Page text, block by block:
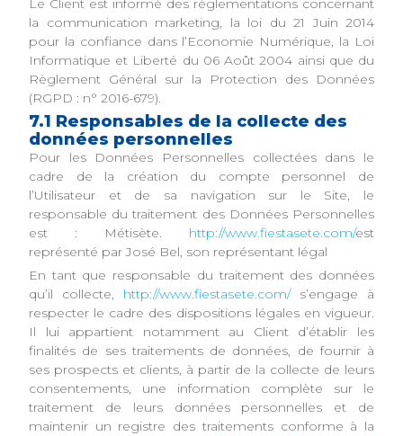
Le Client est informé des réglementations concernant
la communication marketing, la loi du 21 Juin 2014
pour la confiance dans l’Economie Numérique, la Loi
Informatique et Liberté du 06 Août 2004 ainsi que du
Règlement Général sur la Protection des Données
(RGPD : n° 2016-679).
7.1 Responsables de la collecte des
données personnelles
Pour les Données Personnelles collectées dans le
cadre de la création du compte personnel de
l’Utilisateur et de sa navigation sur le Site, le
responsable du traitement des Données Personnelles
est : Métisète. http://www.fiestasete.com/est
représenté par José Bel, son représentant légal
En tant que responsable du traitement des données
qu’il collecte, http://www.fiestasete.com/s’engage à
respecter le cadre des dispositions légales en vigueur.
Il lui appartient notamment au Client d’établir les
finalités de ses traitements de données, de fournir à
ses prospects et clients, à partir de la collecte de leurs
consentements, une information complète sur le
traitement de leurs données personnelles et de
maintenir un registre des traitements conforme à la